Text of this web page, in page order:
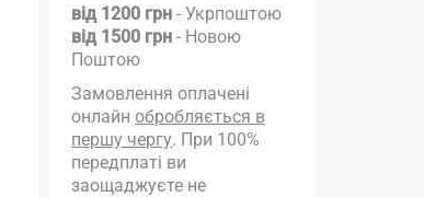
від 1200 грн - Укрпоштою
від 1500 грн - Новою
Поштою
Замовлення оплачені
онлайнобробляється в
першу чергу. При 100%
передплаті ви
заощаджуєте не